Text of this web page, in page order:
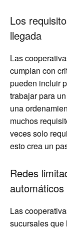
Los
llegada
Las
cumplan con
pueden incluir
trabajar para
una
muchos
veces solo
esto crea un
Redes
automáticos
Las
sucursales